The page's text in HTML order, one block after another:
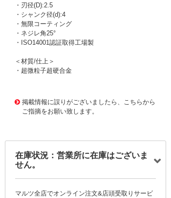
・刃径(D):2.5
・シャンク径(d):4
・無限コーティング
・ネジレ角25°
・ISO14001認証取得工場製
＜材質/仕上＞
・超微粒子超硬合金
掲載情報に誤りがございましたら、こちらから
ご指摘をお願い致します。
在庫状況：営業所に在庫はございま
せん。
マルツ全店でオンライン注文&店頭受取りサービ